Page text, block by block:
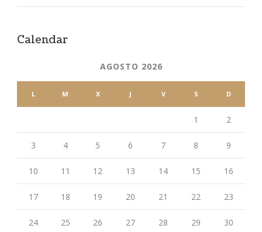
Calendar
AGOSTO 2026
L M X J V S D
1 2
3 4 5 6 7 8 9
10 11 12 13 14 15 16
17 18 19 20 21 22 23
24 25 26 27 28 29 30